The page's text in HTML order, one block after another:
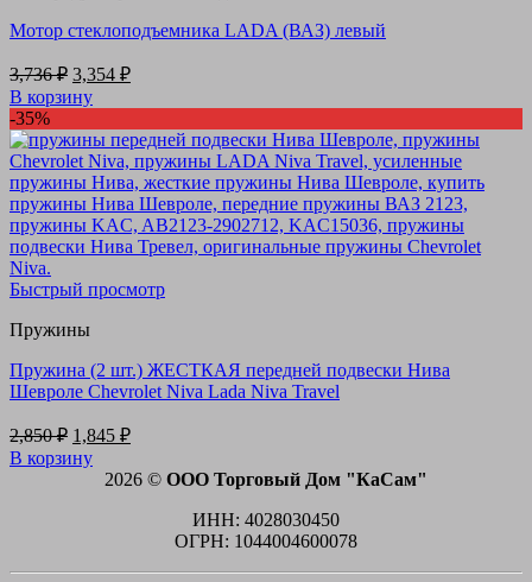
Мотор стеклоподъемника LADA (ВАЗ) левый
3,736₽ Первоначальная
цена
составляла
3,736 ₽.
3,354 ₽Текущая
В корзину
-35%
Быстрый просмотр
Пружины
Пружина (2 шт.) ЖЕСТКАЯ передней подвески Нива
Шевроле Chevrolet Niva Lada Niva Travel
2,850₽ Первоначальная
цена
составляла
1,845 ₽Текущая
1,845 ₽.
В корзину
2026 © ООО Торговый Дом "КаСам"
ИНН: 4028030450
ОГРН: 1044004600078